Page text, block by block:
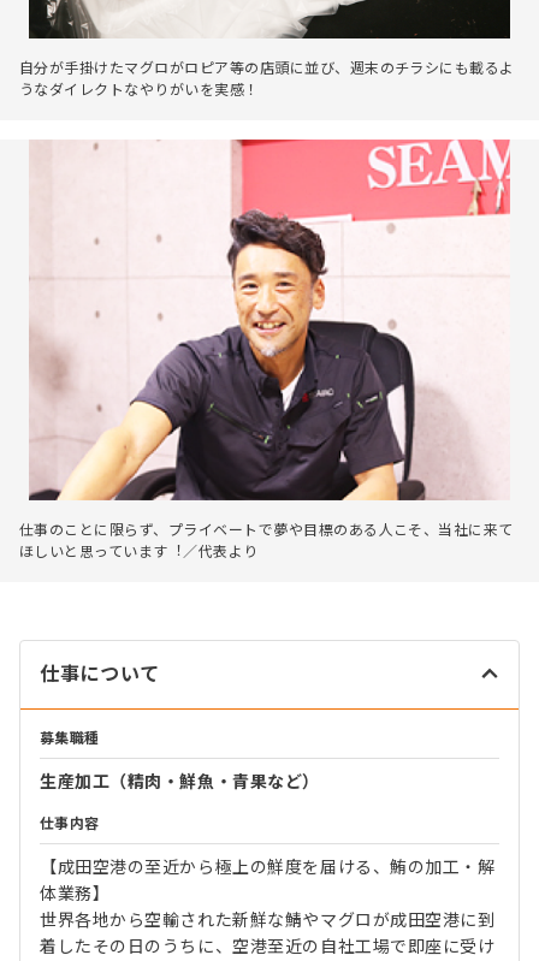
自分が手掛けたマグロがロピア等の店頭に並び、週末のチラシにも載るよ
うなダイレクトなやりがいを実感！
仕事のことに限らず、プライベートで夢や目標のある人こそ、当社に来て
ほしいと思っています︕／代表より
仕事について
募集職種
生産加工（精肉・鮮魚・青果など）
仕事内容
【成田空港の至近から極上の鮮度を届ける、鮪の加工・解
体業務】
世界各地から空輸された新鮮な鯖やマグロが成田空港に到
着したその日のうちに、空港至近の自社工場で即座に受け